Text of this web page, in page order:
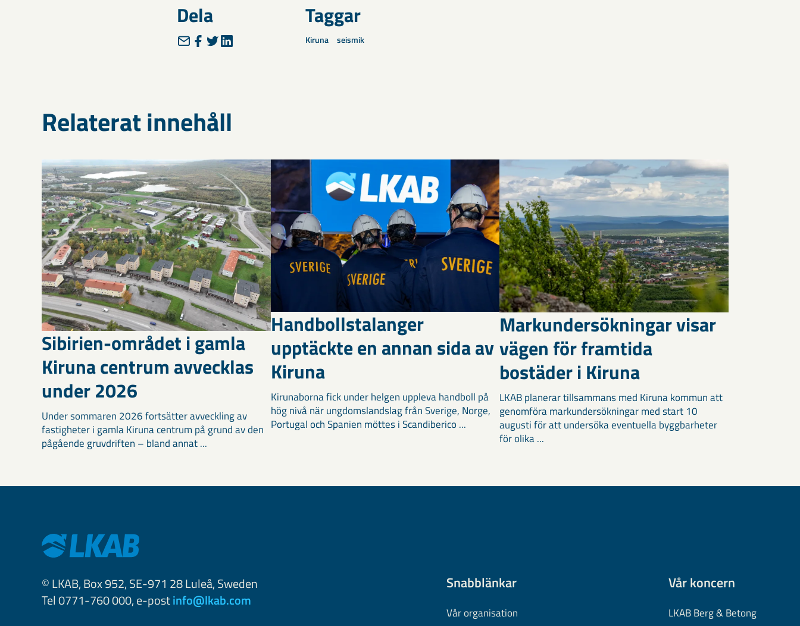
Dela Taggar
Kiruna seismik
Relaterat innehåll
Sibirien-området i gamla
Kiruna centrum avvecklas
under 2026
Under sommaren 2026 fortsätter avveckling av
fastigheter i gamla Kiruna centrum på grund av den
pågående gruvdriften – bland annat ...
Handbollstalanger
upptäckte en annan sida av
Kiruna
Kirunaborna fick under helgen uppleva handboll på
hög nivå när ungdomslandslag från Sverige, Norge,
Portugal och Spanien möttes i Scandiberico ...
Markundersökningar visar
vägen för framtida
bostäder i Kiruna
LKAB planerar tillsammans med Kiruna kommun att
genomföra markundersökningar med start 10
augusti för att undersöka eventuella byggbarheter
för olika ...
© LKAB, Box 952, SE-971 28 Luleå, Sweden
Tel 0771-760 000, e-postinfo@lkab.com
Snabblänkar
Vår organisation
Vår koncern
LKAB Berg & Betong